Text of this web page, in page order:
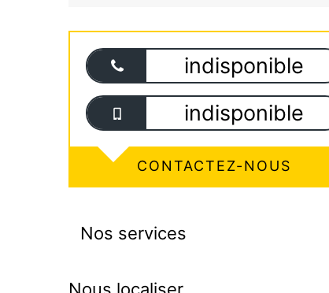
indisponible
indisponible
CONTACTEZ-NOUS
Nos services